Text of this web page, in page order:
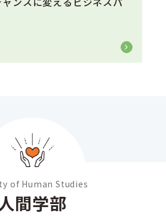
of Human Studies
間学部